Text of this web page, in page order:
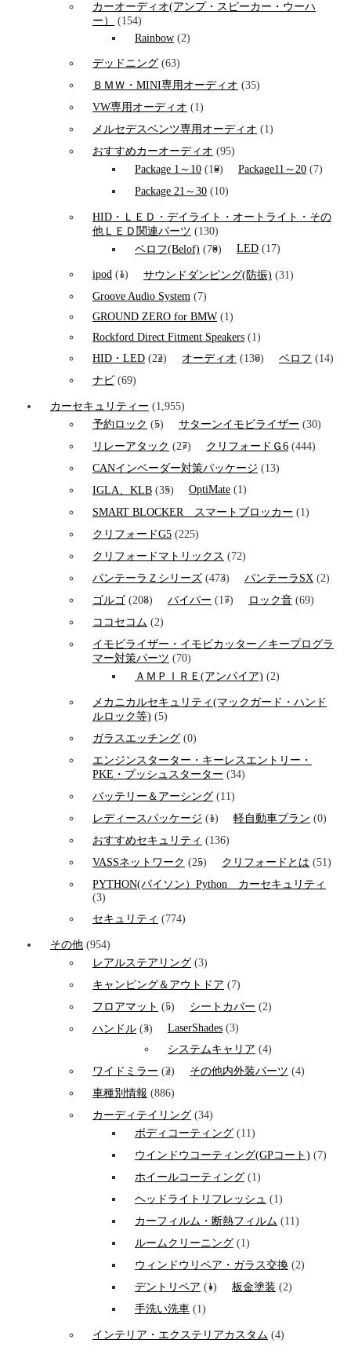
カーオーディオ(アンプ・スピーカー・ウーハ
ー）
(154)
Rainbow (2)
デッドニング (63)
ＢＭＷ・MINI専用オーディオ (35)
VW専用オーディオ (1)
メルセデスベンツ専用オーディオ (1)
おすすめカーオーディオ (95)
Package 1～10 (10) Package11～20 (7)
Package 21～30 (10)
HID・ＬＥＤ・デイライト・オートライト・その
他ＬＥＤ関連パーツ (130)
ベロフ(Belof) (70) LED (17)
ipod (1) サウンドダンピング(防振) (31)
Groove Audio System (7)
GROUND ZERO for BMW (1)
Rockford Direct Fitment Speakers (1)
HID・LED (22) オーディオ (130) ベロフ (14)
ナビ (69)
カーセキュリティー (1,955)
予約ロック (5) サターンイモビライザー (30)
リレーアタック (27) クリフォードＧ6 (444)
CANインベーダー対策パッケージ (13)
IGLA、KLB (35) OptiMate (1)
SMART BLOCKER スマートブロッカー (1)
クリフォードG5 (225)
クリフォードマトリックス (72)
パンテーラＺシリーズ (473) パンテーラSX (2)
ゴルゴ (208) バイパー (17) ロック音 (69)
ココセコム (2)
イモビライザー・イモビカッター／キープログラ
マー対策パーツ (70)
ＡＭＰＩＲＥ(アンパイア) (2)
メカニカルセキュリティ(マックガード・ハンド
ルロック等) (5)
ガラスエッチング (0)
エンジンスターター・キーレスエントリー・
PKE・プッシュスターター (34)
バッテリー＆アーシング (11)
レディースパッケージ (1) 軽自動車プラン (0)
おすすめセキュリティ (136)
VASSネットワーク (25) クリフォードとは (51)
PYTHON(パイソン）Python カーセキュリティ
(3)
セキュリティ (774)
その他 (954)
レアルステアリング (3)
キャンピング＆アウトドア (7)
フロアマット (5) シートカバー (2)
ハンドル (3) LaserShades (3)
システムキャリア (4)
ワイドミラー (2) その他内外装パーツ (4)
車種別情報 (886)
カーディテイリング (34)
ボディコーティング (11)
ウインドウコーティング(GPコート) (7)
ホイールコーティング (1)
ヘッドライトリフレッシュ (1)
カーフィルム・断熱フィルム (11)
ルームクリーニング (1)
ウィンドウリペア・ガラス交換 (2)
デントリペア (1) 板金塗装 (2)
手洗い洗車 (1)
インテリア・エクステリアカスタム (4)